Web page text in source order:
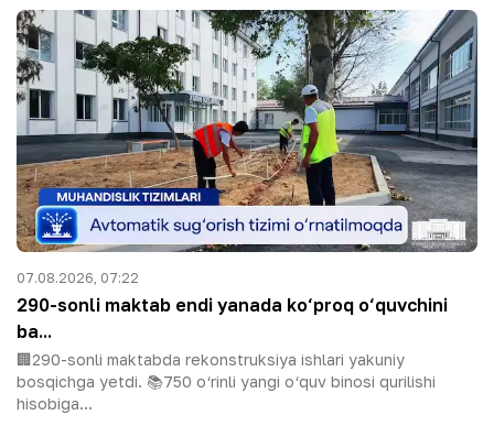
07.08.2026, 07:22
290-sonli maktab endi yanada ko‘proq o‘quvchini
ba...
🏢290-sonli maktabda rekonstruksiya ishlari yakuniy
bosqichga yetdi. 📚750 o‘rinli yangi o‘quv binosi qurilishi
hisobiga...